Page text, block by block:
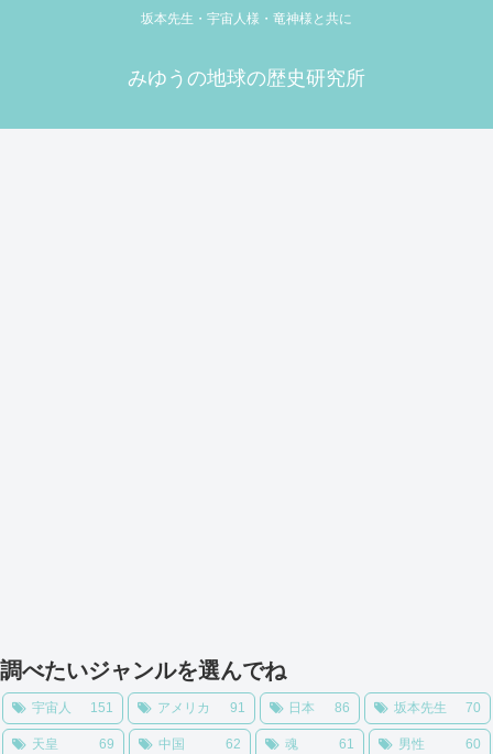
坂本先生・宇宙人様・竜神様と共に
みゆうの地球の歴史研究所
調べたいジャンルを選んでね
宇宙人 151 アメリカ 91 日本 86 坂本先生 70
天皇 69 中国 62 魂 61 男性 60